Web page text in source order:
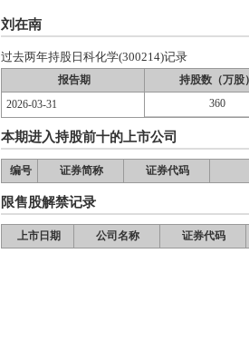
刘在南
过去两年持股日科化学(300214)记录
报告期
持股数（万股
2026-03-31
360
本期进入持股前十的上市公司
编号 证券简称 证券代码
限售股解禁记录
上市日期 公司名称 证券代码